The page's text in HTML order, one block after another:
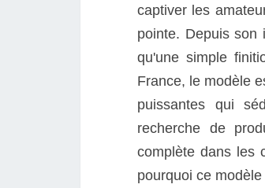
captiver les
pointe. Depuis son
qu'une simple
France, le modèle
puissantes qui
recherche de
complète dans les
pourquoi ce